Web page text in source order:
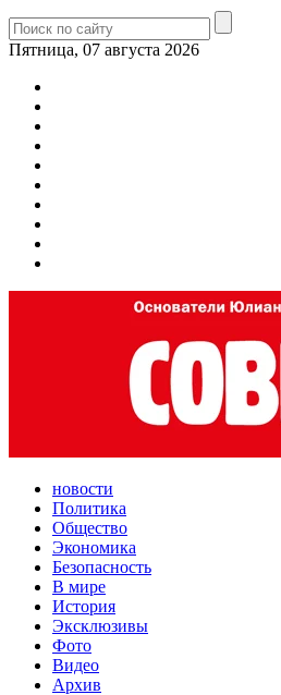
Пятница, 07 августа 2026
новости
Политика
Общество
Экономика
Безопасность
В мире
История
Эксклюзивы
Фото
Видео
Архив